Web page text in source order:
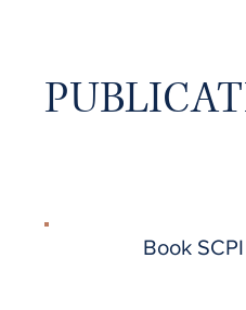
Book SCPI